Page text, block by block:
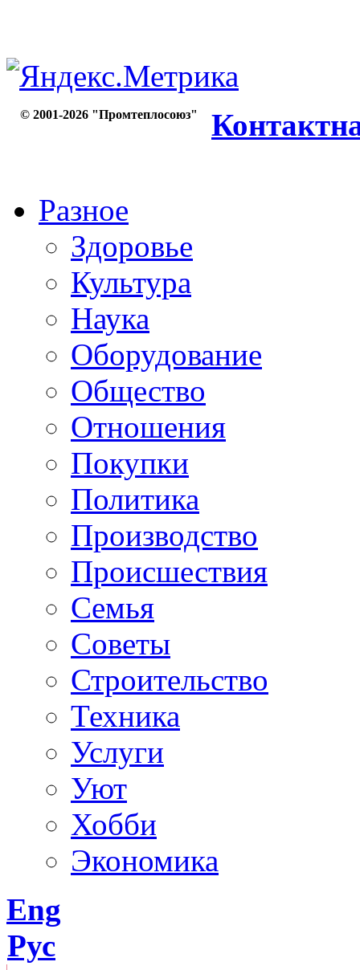
© 2001-2026 "Промтеплосоюз"
Разное
Здоровье
Культура
Наука
Оборудование
Общество
Отношения
Покупки
Политика
Производство
Происшествия
Семья
Советы
Строительство
Техника
Услуги
Уют
Хобби
Экономика
Eng
Рус